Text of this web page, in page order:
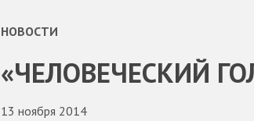
НОВОСТИ
«ЧЕЛОВЕЧЕСКИЙ
13 ноября 2014